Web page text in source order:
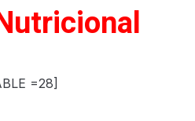
=28]